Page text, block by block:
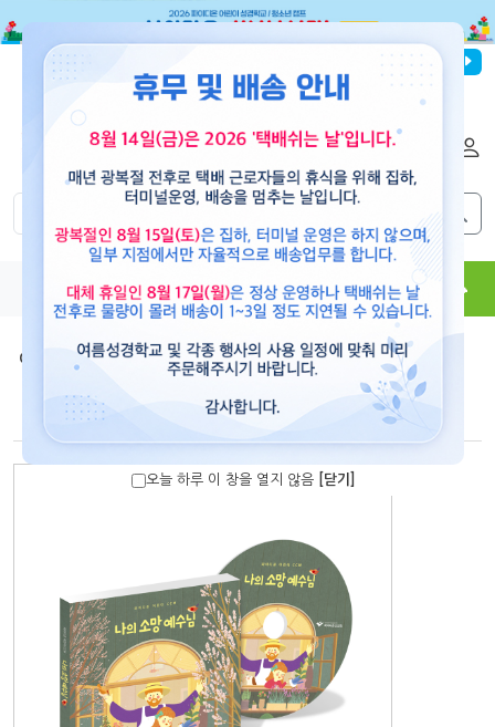
파이디온선교회
도서 뮤직 용품 현수막 콘텐츠
여름 성경학교 음반 > 2021 [예수님이 나의 소망이에요]
[10%할인] CD_나의 소망 예수님(학령기-유년,초등부)
오늘 하루 이 창을 열지 않음 [닫기]